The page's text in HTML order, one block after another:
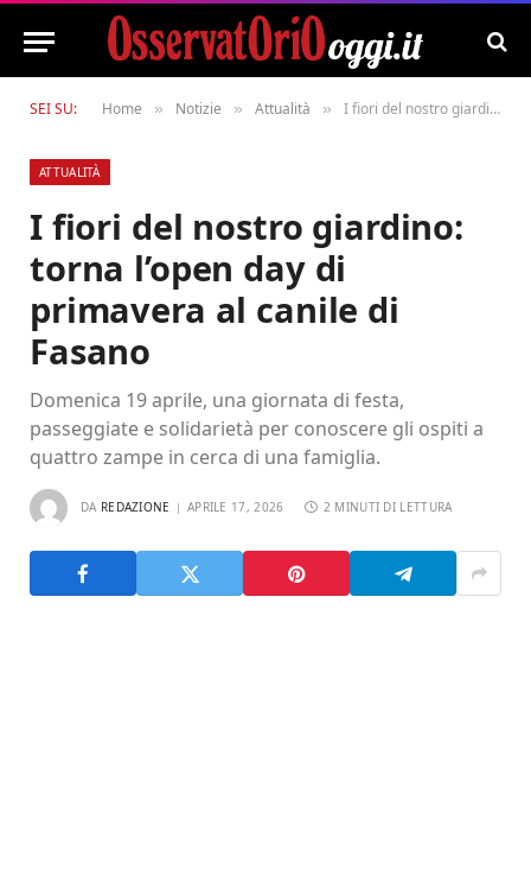
SEI SU: Home » Notizie » Attualità » I fiori del nostro giardino: torna l’open day di primavera al canile di Fasano
ATTUALITÀ
I fiori del nostro giardino:
torna l’open day di
primavera al canile di
Fasano
Domenica 19 aprile, una giornata di festa,
passeggiate e solidarietà per conoscere gli ospiti a
quattro zampe in cerca di una famiglia.
DA REDAZIONE APRILE 17, 2026 2 MINUTI DI LETTURA